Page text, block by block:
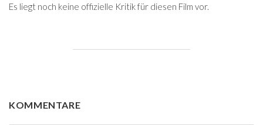
Es liegt noch keine offizielle Kritik für diesen Film vor.
KOMMENTARE